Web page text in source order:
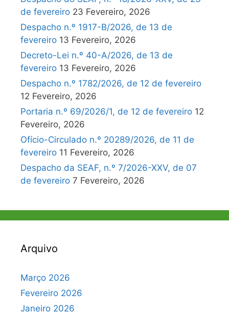
de fevereiro 23 Fevereiro, 2026
Despacho n.º 1917-B/2026, de 13 de
fevereiro 13 Fevereiro, 2026
Decreto-Lei n.º 40-A/2026, de 13 de
fevereiro 13 Fevereiro, 2026
Despacho n.º 1782/2026, de 12 de fevereiro
12 Fevereiro, 2026
Portaria n.º 69/2026/1, de 12 de fevereiro 12
Fevereiro, 2026
Ofício-Circulado n.º 20289/2026, de 11 de
fevereiro 11 Fevereiro, 2026
Despacho da SEAF, n.º 7/2026-XXV, de 07
de fevereiro 7 Fevereiro, 2026
Arquivo
Março 2026
Fevereiro 2026
Janeiro 2026